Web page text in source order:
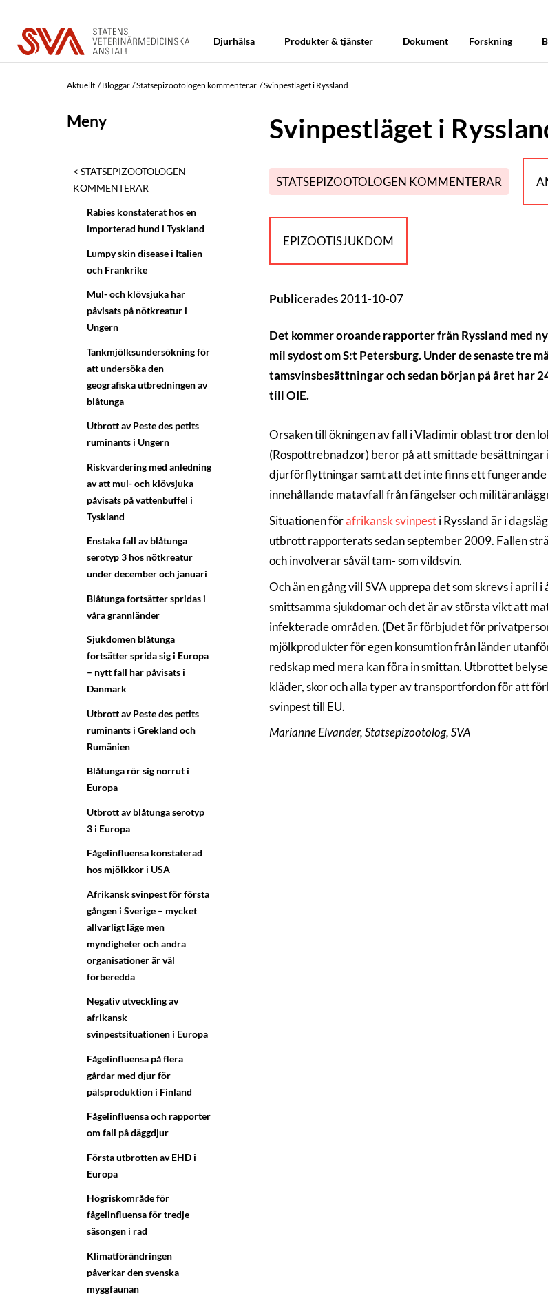
Djurhälsa Produkter & tjänster Dokument Forskning
Aktuellt Bloggar Statsepizootologen kommenterar Svinpestläget i Ryssland
Meny
STATSEPIZOOTOLOGEN
KOMMENTERAR
Rabies konstaterat hos en
importerad hund i Tyskland
Lumpy skin disease i Italien
och Frankrike
Mul- och klövsjuka har
påvisats på nötkreatur i
Ungern
Tankmjölksundersökning för
att undersöka den
geografiska utbredningen av
blåtunga
Utbrott av Peste des petits
ruminants i Ungern
Riskvärdering med anledning
av att mul- och klövsjuka
påvisats på vattenbuffel i
Tyskland
Enstaka fall av blåtunga
serotyp 3 hos nötkreatur
under december och januari
Blåtunga fortsätter spridas i
våra grannländer
Sjukdomen blåtunga
fortsätter sprida sig i Europa
– nytt fall har påvisats i
Danmark
Utbrott av Peste des petits
ruminants i Grekland och
Rumänien
Blåtunga rör sig norrut i
Europa
Utbrott av blåtunga serotyp
3 i Europa
Fågelinfluensa konstaterad
hos mjölkkor i USA
Afrikansk svinpest för första
gången i Sverige – mycket
allvarligt läge men
myndigheter och andra
organisationer är väl
förberedda
Negativ utveckling av
afrikansk
svinpestsituationen i Europa
Fågelinfluensa på flera
gårdar med djur för
pälsproduktion i Finland
Fågelinfluensa och rapporter
om fall på däggdjur
Första utbrotten av EHD i
Europa
Högriskområde för
fågelinfluensa för tredje
säsongen i rad
Klimatförändringen
påverkar den svenska
myggfaunan
Svinpestläget i
STATSEPIZOOTOLOGEN KOMMENTERAR
EPIZOOTISJUKDOM
Publicerades2011-10-07
Det kommer oroande rapporter från Ryssland med
mil sydost om S:t Petersburg. Under de senaste tre
tamsvinsbesättningar och sedan början på året har
till OIE.
Orsaken till ökningen av fall i Vladimir oblast tror den
(Rospottrebnadzor) beror på att smittade
djurförflyttningar samt att det inte finns ett
innehållande matavfall från fängelser och
Situationen förafrikansk svinpesti Ryssland är i
utbrott rapporterats sedan september 2009. Fallen
och involverar såväl tam- som vildsvin.
Och än en gång vill SVA upprepa det som skrevs i
smittsamma sjukdomar och det är av största vikt att
infekterade områden. (Det är förbjudet för
mjölkprodukter för egen konsumtion från länder
redskap med mera kan föra in smittan. Utbrottet
kläder, skor och alla typer av transportfordon för att
svinpest till EU.
Marianne Elvander, Statsepizootolog, SVA